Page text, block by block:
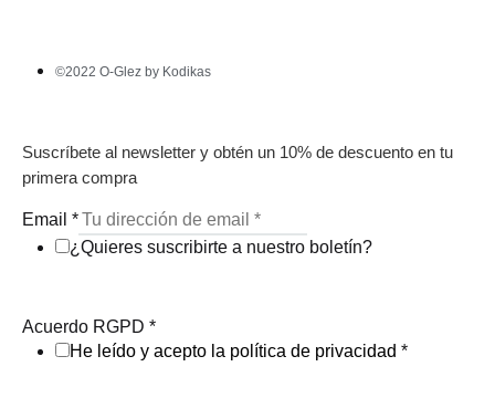
©2022 O-Glez by Kodikas
Suscríbete al newsletter y obtén un 10% de descuento en tu
primera compra
Email *
¿Quieres suscribirte a nuestro boletín?
Acuerdo RGPD *
He leído y acepto la política de privacidad *